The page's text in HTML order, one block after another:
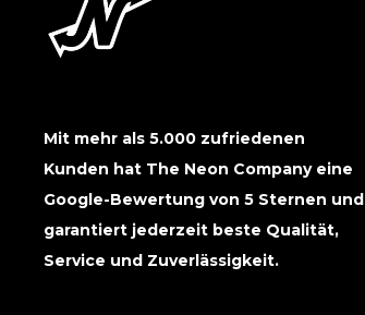
Mit mehr als 5.000 zufriedenen
Kunden hat The Neon Company eine
Google-Bewertung von 5 Sternen und
garantiert jederzeit beste Qualität,
Service und Zuverlässigkeit.